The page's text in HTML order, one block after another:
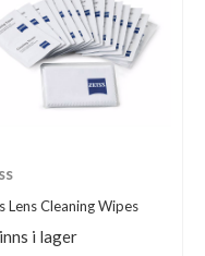
Lens Cleaning Wipes
i lager